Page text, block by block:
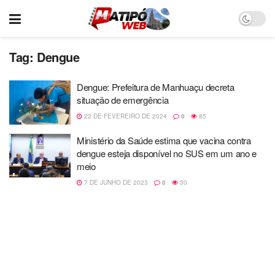
Tag: Dengue
Dengue: Prefeitura de Manhuaçu decreta
situação de emergência
22 DE FEVEREIRO DE 2024 0 85
Ministério da Saúde estima que vacina contra
dengue esteja disponível no SUS em um ano e
meio
7 DE JUNHO DE 2023 0 30